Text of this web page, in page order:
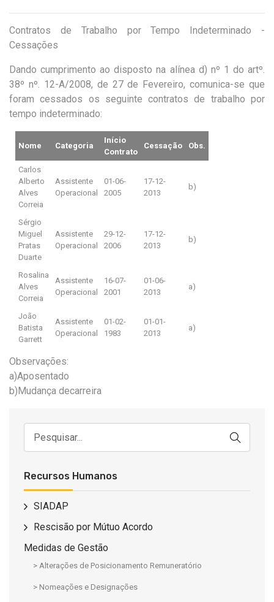
Contratos de Trabalho por Tempo Indeterminado -
Cessações
Dando cumprimento ao disposto na alínea d) nº 1 do artº.
38º nº. 12-A/2008, de 27 de Fevereiro, comunica-se que
foram cessados os seguinte contratos de trabalho por
tempo indeterminado:
Nome Categoria
Início
Contrato
Cessação Obs.
Carlos
Alberto
Alves
Correia
Assistente
Operacional
01-06-
2005
17-12-
2013
b)
Sérgio
Miguel
Pratas
Duarte
Assistente
Operacional
29-12-
2006
17-12-
2013
b)
Rosalina
Alves
Correia
Assistente
Operacional
16-07-
2001
01-06-
2013
a)
João
Batista
Garrett
Assistente
Operacional
01-02-
1983
01-01-
2013
a)
Observações:
a)Aposentado
b)Mudança decarreira
Recursos Humanos
SIADAP
Rescisão por Mútuo Acordo
Medidas de Gestão
> Alterações de Posicionamento Remuneratório
> Nomeações e Designações